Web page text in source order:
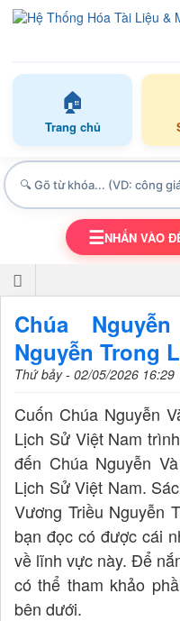
🏠
Trang chủ
☰NHẤN VÀO
Chúa
Nguyễn Trong
Thứ bảy - 02/05/2026 16:29
Cuốn Chúa Nguyễn
Lịch Sử Việt Nam
đến Chúa Nguyễn
Lịch Sử Việt Nam.
Vương Triều Nguyễn
bạn đọc có được cái
về lĩnh vực này. Để
có thể tham khảo
bên dưới.